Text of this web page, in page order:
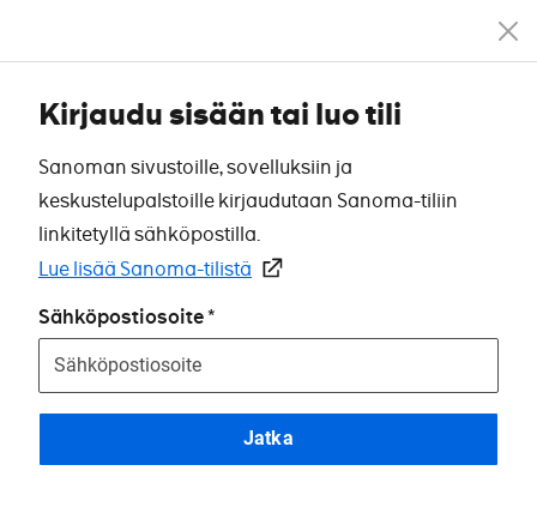
Kirjaudu sisään tai luo tili
Sanoman sivustoille, sovelluksiin ja
keskustelupalstoille kirjaudutaan Sanoma-tiliin
linkitetyllä sähköpostilla.
Lue lisää Sanoma-tilistä
Sähköpostiosoite
Jatka